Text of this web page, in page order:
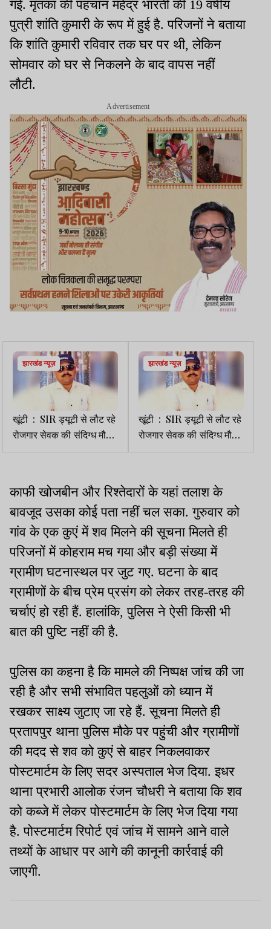
गई. मृतका की पहचान महेंद्र भारती की 19 वर्षीय
पुत्री शांति कुमारी के रूप में हुई है. परिजनों ने बताया
कि शांति कुमारी रविवार तक घर पर थी, लेकिन
सोमवार को घर से निकलने के बाद वापस नहीं
लौटी.
Advertisement
झारखंड न्यूज़
खूंटी : SIR ड्यूटी से लौट रहे
रोजगार सेवक की संदिग्ध मौत,
सड़क किनारे मिला शव, हत्या
झारखंड न्यूज़
खूंटी : SIR ड्यूटी से लौट रहे
रोजगार सेवक की संदिग्ध मौत,
सड़क किनारे मिला शव, हत्या
काफी खोजबीन और रिश्तेदारों के यहां तलाश के
बावजूद उसका कोई पता नहीं चल सका. गुरुवार को
गांव के एक कुएं में शव मिलने की सूचना मिलते ही
परिजनों में कोहराम मच गया और बड़ी संख्या में
ग्रामीण घटनास्थल पर जुट गए. घटना के बाद
ग्रामीणों के बीच प्रेम प्रसंग को लेकर तरह-तरह की
चर्चाएं हो रही हैं. हालांकि, पुलिस ने ऐसी किसी भी
बात की पुष्टि नहीं की है.
पुलिस का कहना है कि मामले की निष्पक्ष जांच की जा
रही है और सभी संभावित पहलुओं को ध्यान में
रखकर साक्ष्य जुटाए जा रहे हैं. सूचना मिलते ही
प्रतापपुर थाना पुलिस मौके पर पहुंची और ग्रामीणों
की मदद से शव को कुएं से बाहर निकलवाकर
पोस्टमार्टम के लिए सदर अस्पताल भेज दिया. इधर
थाना प्रभारी आलोक रंजन चौधरी ने बताया कि शव
को कब्जे में लेकर पोस्टमार्टम के लिए भेज दिया गया
है. पोस्टमार्टम रिपोर्ट एवं जांच में सामने आने वाले
तथ्यों के आधार पर आगे की कानूनी कार्रवाई की
जाएगी.